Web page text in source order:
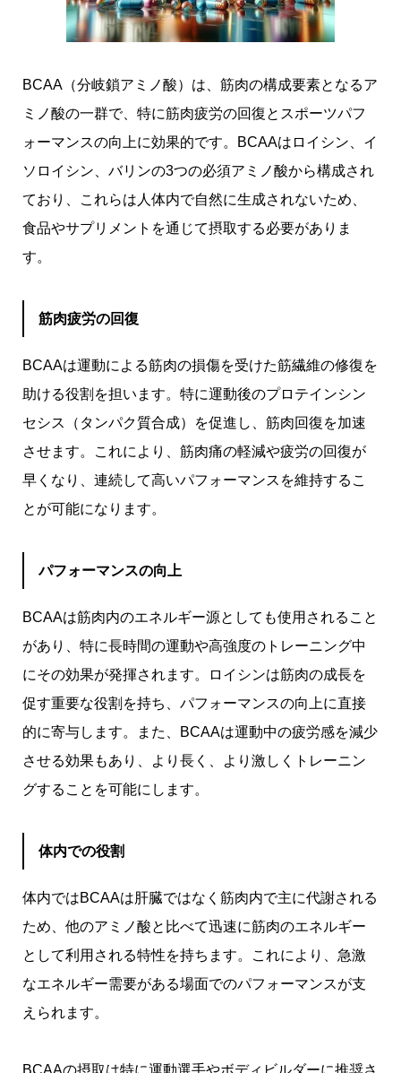
BCAA（分岐鎖アミノ酸）は、筋肉の構成要素となるア
ミノ酸の一群で、特に筋肉疲労の回復とスポーツパフ
ォーマンスの向上に効果的です。BCAAはロイシン、イ
ソロイシン、バリンの3つの必須アミノ酸から構成され
ており、これらは人体内で自然に生成されないため、
食品やサプリメントを通じて摂取する必要がありま
す。
筋肉疲労の回復
BCAAは運動による筋肉の損傷を受けた筋繊維の修復を
助ける役割を担います。特に運動後のプロテインシン
セシス（タンパク質合成）を促進し、筋肉回復を加速
させます。これにより、筋肉痛の軽減や疲労の回復が
早くなり、連続して高いパフォーマンスを維持するこ
とが可能になります。
パフォーマンスの向上
BCAAは筋肉内のエネルギー源としても使用されること
があり、特に長時間の運動や高強度のトレーニング中
にその効果が発揮されます。ロイシンは筋肉の成長を
促す重要な役割を持ち、パフォーマンスの向上に直接
的に寄与します。また、BCAAは運動中の疲労感を減少
させる効果もあり、より長く、より激しくトレーニン
グすることを可能にします。
体内での役割
体内ではBCAAは肝臓ではなく筋肉内で主に代謝される
ため、他のアミノ酸と比べて迅速に筋肉のエネルギー
として利用される特性を持ちます。これにより、急激
なエネルギー需要がある場面でのパフォーマンスが支
えられます。
BCAAの摂取は特に運動選手やボディビルダーに推奨さ